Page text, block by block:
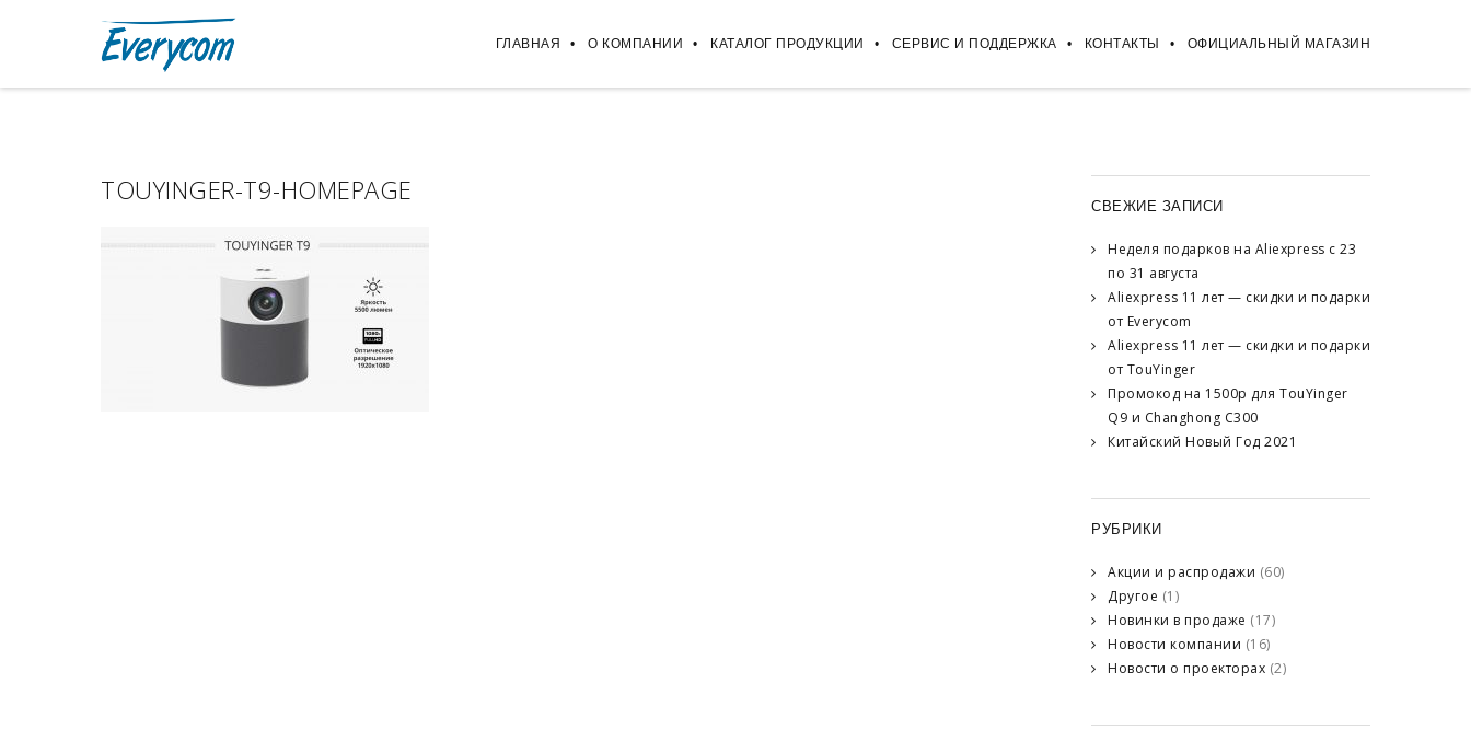
ГЛАВНАЯ О КОМПАНИИ КАТАЛОГ ПРОДУКЦИИ СЕРВИС И ПОДДЕРЖКА КОНТАКТЫ ОФИЦИАЛЬНЫЙ МАГАЗИН
TOUYINGER-T9-HOMEPAGE
СВЕЖИЕ ЗАПИСИ
Неделя подарков на Aliexpress с 23
по 31 августа
Aliexpress 11 лет — скидки и подарки
от Everycom
Aliexpress 11 лет — скидки и подарки
от TouYinger
Промокод на 1500р для TouYinger
Q9 и Changhong C300
Китайский Новый Год 2021
РУБРИКИ
Акции и распродажи (60)
Другое (1)
Новинки в продаже (17)
Новости компании (16)
Новости о проекторах (2)